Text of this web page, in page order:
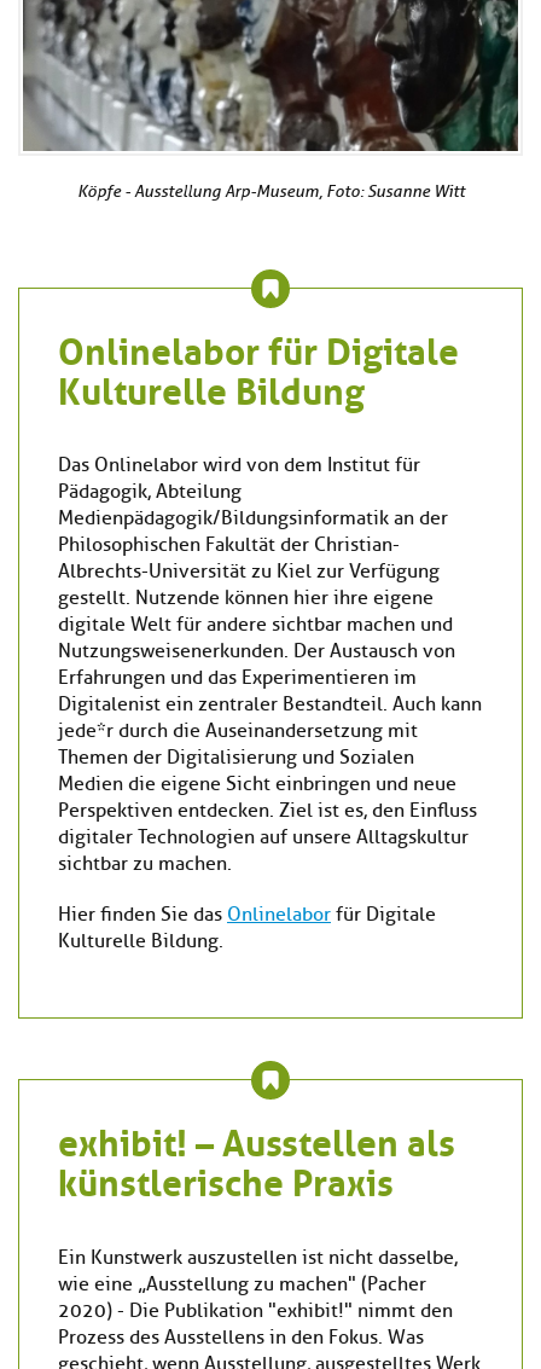
Köpfe - Ausstellung Arp-Museum, Foto: Susanne Witt
Onlinelabor für Digitale
Kulturelle Bildung
Das Onlinelabor wird von dem Institut für
Pädagogik, Abteilung
Medienpädagogik/Bildungsinformatik an der
Philosophischen Fakultät der Christian-
Albrechts-Universität zu Kiel zur Verfügung
gestellt. Nutzende können hier ihre eigene
digitale Welt für andere sichtbar machen und
Nutzungsweisen erkunden. Der Austausch von
Erfahrungen und das Experimentieren im
Digitalen ist ein zentraler Bestandteil. Auch kann
jede*r durch die Auseinandersetzung mit
Themen der Digitalisierung und Sozialen
Medien die eigene Sicht einbringen und neue
Perspektiven entdecken. Ziel ist es, den Einfluss
digitaler Technologien auf unsere Alltagskultur
sichtbar zu machen.
Hier finden Sie das Onlinelabor für Digitale
Kulturelle Bildung.
exhibit! – Ausstellen als
künstlerische Praxis
Ein Kunstwerk auszustellen ist nicht dasselbe,
wie eine „Ausstellung zu machen" (Pacher
2020) - Die Publikation "exhibit!" nimmt den
Prozess des Ausstellens in den Fokus. Was
geschieht, wenn Ausstellung, ausgestelltes Werk